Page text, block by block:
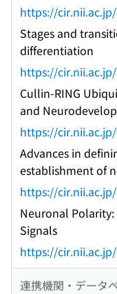
https://
Stages and
differentiation
https://
Cullin-RING
and
https://
Advances in
establishment of
https://
Neuronal
Signals
https://
連携機関・データ